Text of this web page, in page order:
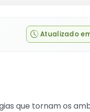
Atualizado
que tornam os